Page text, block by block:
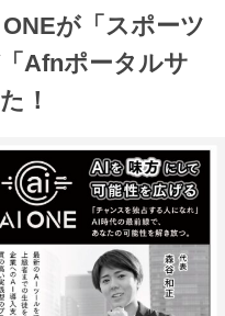
が「スポーツ
Afnポータルサ
！